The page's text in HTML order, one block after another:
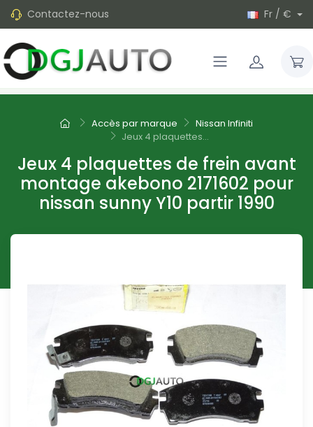
Contactez-nous Fr / €
Accès par marque
Nissan Infiniti
Jeux 4 plaquettes...
Jeux 4 plaquettes de frein avant
montage akebono 2171602 pour
nissan sunny Y10 partir 1990